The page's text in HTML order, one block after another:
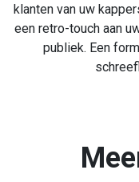
klanten van uw
een retro-touch aan
publiek. Een